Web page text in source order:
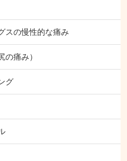
スの慢性的な痛み
の痛み）
グ